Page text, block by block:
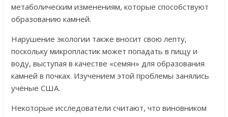
метаболическим изменениям, которые способствуют
образованию камней.
Нарушение экологии также вносит свою лепту,
поскольку микропластик может попадать в пищу и
воду, выступая в качестве «семян» для образования
камней в почках. Изучением этой проблемы занялись
учёные США.
Некоторые исследователи считают, что виновником